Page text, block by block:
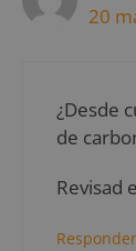
20
¿Desde
de
Revisad
Responder